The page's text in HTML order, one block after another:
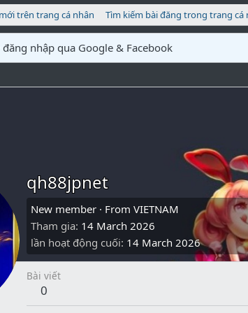
trên trang cá nhân Tìm kiếm bài đăng trong trang cá
nhập qua Google & Facebook
qh88jpnet
New member · From VIETNAM
Tham gia 14 March 2026
lần hoạt động cuối 14 March 2026
Bài viết
0